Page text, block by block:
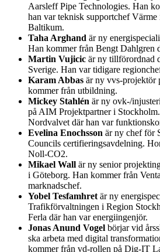
Aarsleff Pipe Technologies. Han
han var teknisk supportchef
Baltikum.
Taha Arghand är ny
Han kommer från Bengt Dahlgren
Martin Vujicic är ny tillförordnad
Sverige. Han var tidigare
Karam Abbas är ny vvs-projektör
kommer från utbildning.
Mickey Stahlén är ny ovk-/
på AIM Projektpartner i
Nordvalvet där han var
Evelina Enochsson är ny chef för
Councils certifieringsavdelning.
Noll-CO2.
Mikael Wall är ny senior
i Göteborg. Han kommer från
marknadschef.
Yobel Tesfamhret är ny
Trafikförvaltningen i Region
Ferla där han var energiingenjör.
Jonas Anund Vogel börjar vid
ska arbeta med digital
kommer från vd-rollen på Dig-IT